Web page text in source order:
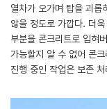
열차가 오가며 탑을 괴롭
않을 정도로 가깝다. 더
부분을 콘크리트로 입혀
가능할지 알 수 없어 콘
진행 중인 작업은 보존